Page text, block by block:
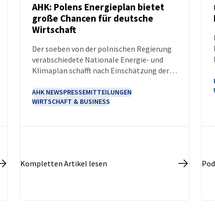
NEUIGKEITEN
AHK: Polens Energieplan bietet
große Chancen für deutsche
Wirtschaft
Der soeben von der polnischen Regierung
verabschiedete Nationale Energie- und
Klimaplan schafft nach Einschätzung der
Warschau (AHK) zahlreiche Chancen für die
bilaterale Zusammenarbeit. In Feldern wie
Wärmeerzeugung und einer umfassenden
Milliarden Euro für die Energiewende
AHK NEWSPRESSEMITTEILUNGEN
WIRTSCHAFT & BUSINESS
Kompletten Artikel lesen